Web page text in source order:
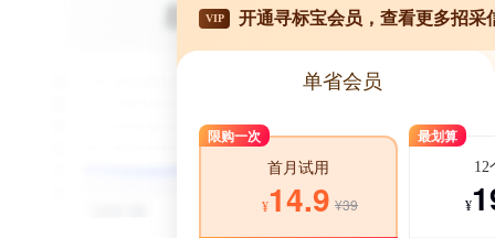
VIP 开通寻标宝会员，查看更多招采
单省会员
限购一次
首月试用
¥14.9 ¥39
最划算
12
¥